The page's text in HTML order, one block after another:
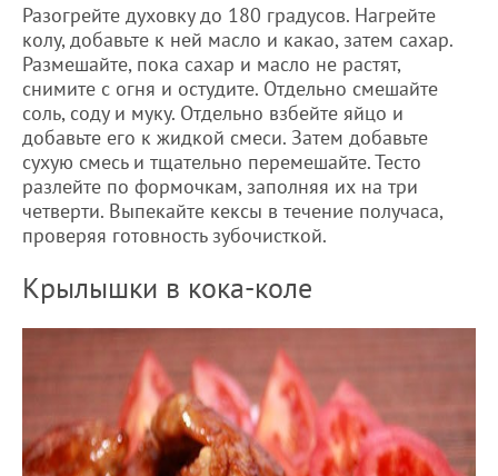
Разогрейте духовку до 180 градусов. Нагрейте
колу, добавьте к ней масло и какао, затем сахар.
Размешайте, пока сахар и масло не растят,
снимите с огня и остудите. Отдельно смешайте
соль, соду и муку. Отдельно взбейте яйцо и
добавьте его к жидкой смеси. Затем добавьте
сухую смесь и тщательно перемешайте. Тесто
разлейте по формочкам, заполняя их на три
четверти. Выпекайте кексы в течение получаса,
проверяя готовность зубочисткой.
Крылышки в кока-коле